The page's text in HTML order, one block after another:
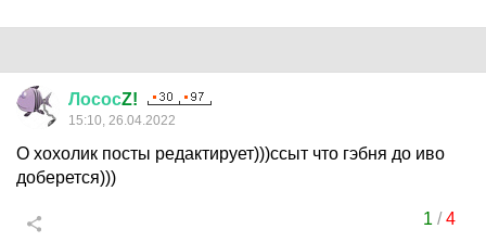
ЛососZ!
15:10, 26.04.2022
О хохолик посты редактирует)))ссыт что гэбня до иво
доберется)))
1 /4